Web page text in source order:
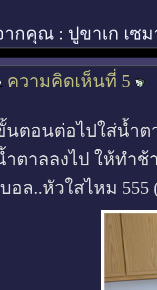
ากคุณ : ปูขาเก เซ
ความคิดเห็นที่ 5
นตอนต่อไปใส่น้ำต
ำตาลลงไป ให้ทำช้
บอล..หัวใสไหม